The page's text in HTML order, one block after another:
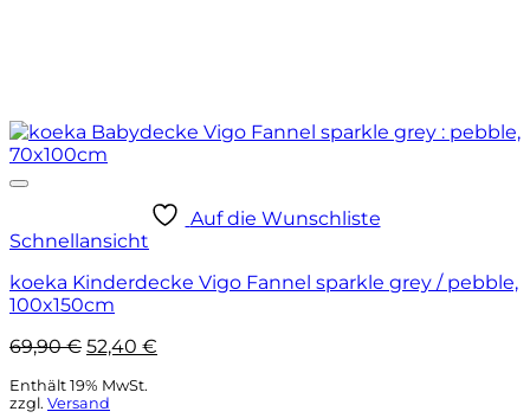
Auf die Wunschliste
Schnellansicht
koeka Kinderdecke Vigo Fannel sparkle grey / pebble,
100x150cm
69,90€ Ursprünglicher
war:
69,90 €
52,40 €
Enthält 19% MwSt.
zzgl. Versand